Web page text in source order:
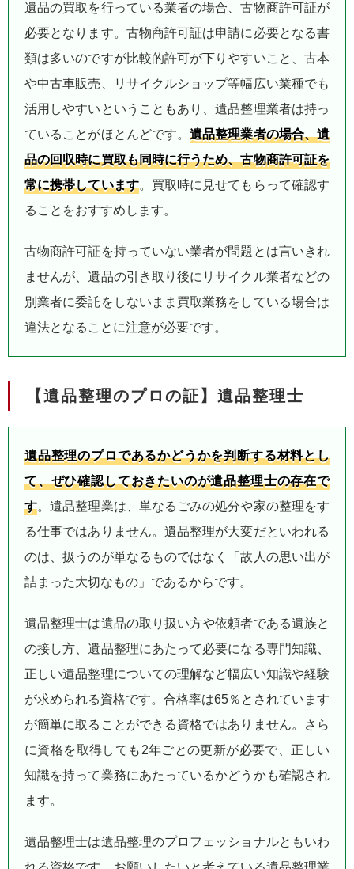
遺品の買取を行っている業者の場合、古物商許可証が
必要となります。古物商許可証は申請に必要となる書
類は多いのですが比較的許可が下りやすいこと、古本
や中古車販売、リサイクルショップ等幅広い業種でも
活用しやすいということもあり、遺品整理業者は持っ
ていることがほとんどです。遺品整理業者の場合、遺
品の回収時に買取も同時に行うため、古物商許可証を
常に携帯しています。買取時に見せてもらって確認す
ることをおすすめします。
古物商許可証を持っていない業者が問題とは言いきれ
ませんが、遺品の引き取り後にリサイクル業者などの
別業者に委託をしないまま買取業務をしている場合は
違法となることに注意が必要です。
【遺品整理のプロの証】遺品整理士
遺品整理のプロであるかどうかを判断する材料とし
て、ぜひ確認しておきたいのが遺品整理士の存在で
す。遺品整理業は、単なるごみの処分や家の整理をす
る仕事ではありません。遺品整理が大変だといわれる
のは、扱うのが単なるものではなく「故人の思い出が
詰まった大切なもの」であるからです。
遺品整理士は遺品の取り扱い方や依頼者である遺族と
の接し方、遺品整理にあたって必要になる専門知識、
正しい遺品整理についての理解など幅広い知識や経験
が求められる資格です。合格率は65％とされています
が簡単に取ることができる資格ではありません。さら
に資格を取得しても2年ごとの更新が必要で、正しい
知識を持って業務にあたっているかどうかも確認され
ます。
遺品整理士は遺品整理のプロフェッショナルともいわ